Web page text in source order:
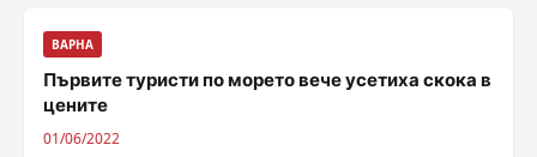
ВАРНА
Първите туристи по морето вече усетиха скока в
цените
01/06/2022